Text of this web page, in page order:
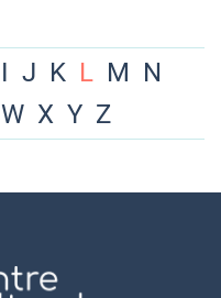
I J K L M N
W X Y Z